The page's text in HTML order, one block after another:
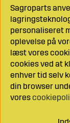
Sagroparts
personaliseret
oplevelse på
læst vores
cookies ved at
enhver tid selv
din browser
vores